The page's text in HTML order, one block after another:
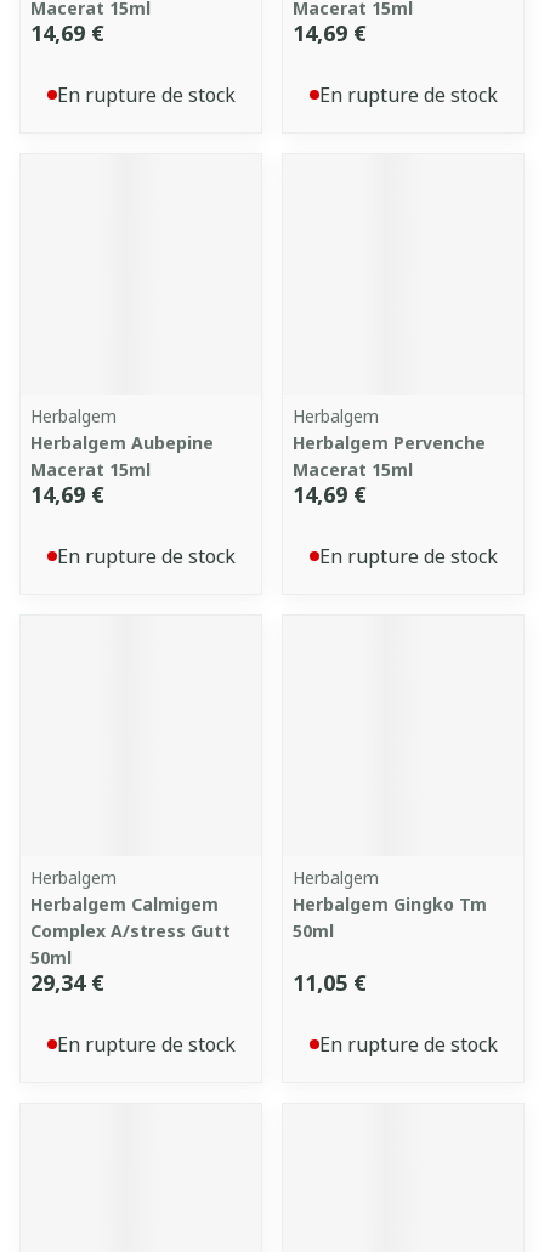
Macerat 15ml
14,69 €
En rupture de stock
Macerat 15ml
14,69 €
En rupture de stock
Herbalgem
Herbalgem Aubepine
Macerat 15ml
14,69 €
En rupture de stock
Herbalgem
Herbalgem Pervenche
Macerat 15ml
14,69 €
En rupture de stock
Herbalgem
Herbalgem Calmigem
Complex A/stress Gutt
50ml
29,34 €
En rupture de stock
Herbalgem
Herbalgem Gingko Tm
50ml
11,05 €
En rupture de stock